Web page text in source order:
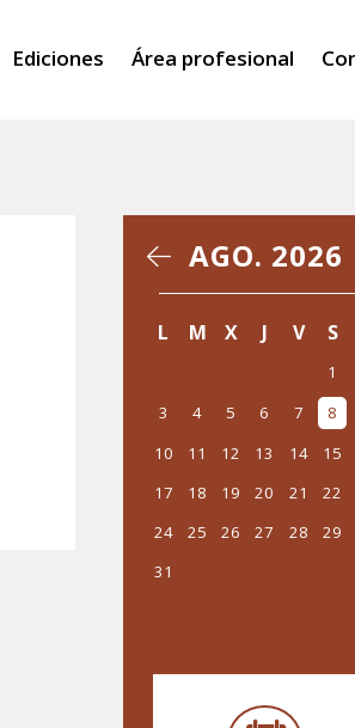
Ediciones Área profesional
‹ AGO. 2026
L M X J V S
1
3
4 5 6 7 8
10
11 12 13 14 15
17
18 19 20 21 22
24
25 26 27 28 29
31